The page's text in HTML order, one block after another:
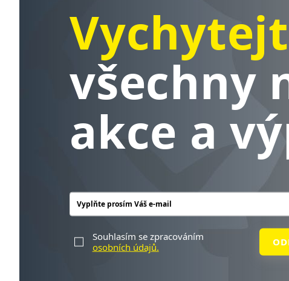
všechny
akce a
Souhlasím se zpracováním
osobních údajů.